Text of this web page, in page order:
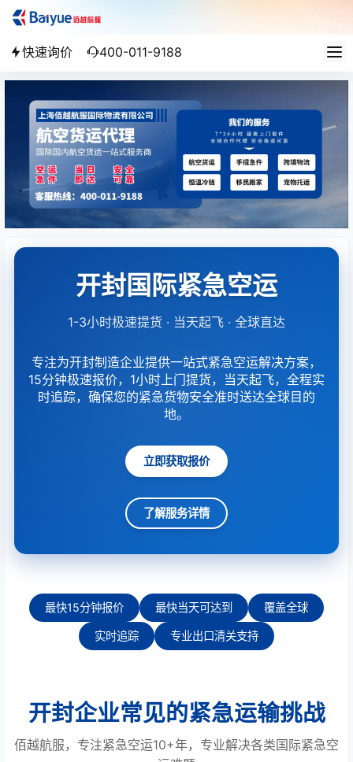
快速询价 400-011-9188
开封国际紧急空运
1-3小时极速提货 · 当天起飞 · 全球直达
专注为开封制造企业提供一站式紧急空运解决方案，
15分钟极速报价，1小时上门提货，当天起飞，全程实
时追踪，确保您的紧急货物安全准时送达全球目的
地。
立即获取报价
了解服务详情
最快15分钟报价 最快当天可达到 覆盖全球
实时追踪 专业出口清关支持
开封企业常见的紧急运输挑战
佰越航服，专注紧急空运10+年，专业解决各类国际紧急空